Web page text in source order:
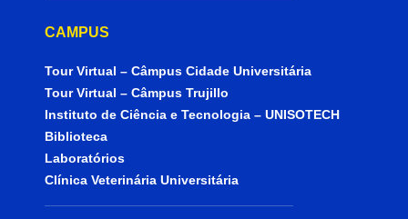
CAMPUS
Tour Virtual – Câmpus Cidade Universitária
Tour Virtual – Câmpus Trujillo
Instituto de Ciência e Tecnologia – UNISOTECH
Biblioteca
Laboratórios
Clínica Veterinária Universitária